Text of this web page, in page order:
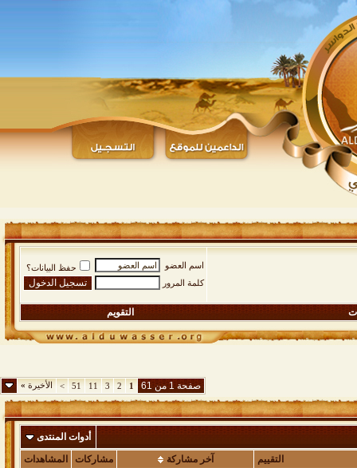
اسم العضو
حفظ البيانات؟
كلمة المرور
التقويم
صفحة 1 من 61 1
2
3
11
51
> الأخيرة»
أدوات المنتدى
التقييم
آخر مشاركة مشاركات المشاهدات